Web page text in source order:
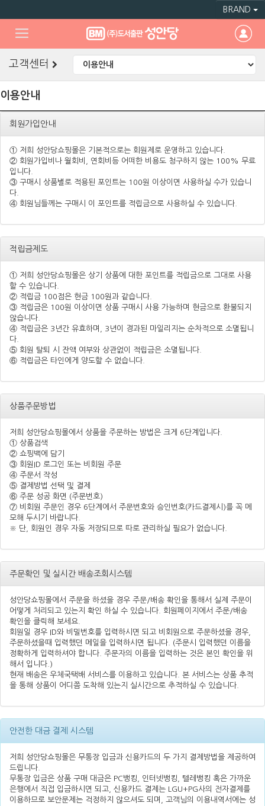
BRAND
고객센터
이용안내
회원가입안내
① 저희 성안당쇼핑몰은 기본적으로는 회원제로 운영하고 있습니다.
② 회원가입비나 월회비, 연회비등 어떠한 비용도 청구하지 않는 100% 무료
입니다.
③ 구매시 상품별로 적용된 포인트는 100원 이상이면 사용하실 수가 있습니
다.
④ 회원님들께는 구매시 이 포인트를 적립금으로 사용하실 수 있습니다.
적립금제도
① 저희 성안당쇼핑몰은 상기 상품에 대한 포인트를 적립금으로 그대로 사용
할 수 있습니다.
② 적립금 100점은 현금 100원과 같습니다.
③ 적립금은 100원 이상이면 상품 구매시 사용 가능하며 현금으로 환불되지
않습니다.
④ 적립금은 3년간 유효하며, 3년이 경과된 마일리지는 순차적으로 소멸됩니
다.
⑤ 회원 탈퇴 시 잔액 여부와 상관없이 적립금은 소멸됩니다.
⑥ 적립금은 타인에게 양도할 수 없습니다.
상품주문방법
저희 성안당쇼핑몰에서 상품을 주문하는 방법은 크게 6단계입니다.
① 상품검색
② 쇼핑백에 담기
③ 회원ID 로그인 또는 비회원 주문
④ 주문서 작성
⑤ 결제방법 선택 및 결제
⑥ 주문 성공 화면 (주문번호)
⑦ 비회원 주문인 경우 6단계에서 주문번호와 승인번호(카드결제시)를 꼭 메
모해 두시기 바랍니다.
※ 단, 회원인 경우 자동 저장되므로 따로 관리하실 필요가 없습니다.
주문확인 및 실시간 배송조회시스템
성안당쇼핑몰에서 주문을 하셨을 경우 주문/배송 확인을 통해서 실제 주문이
어떻게 처리되고 있는지 확인 하실 수 있습니다. 회원페이지에서 주문/배송
확인을 클릭해 보세요.
회원일 경우 ID와 비밀번호를 입력하시면 되고 비회원으로 주문하셨을 경우,
주문하셨을때 입력했던 메일을 입력하시면 됩니다. (주문시 입력했던 이름을
정확하게 입력하셔야 합니다. 주문자의 이름을 입력하는 것은 본인 확인을 위
해서 입니다.)
현재 배송은 우체국택배 서비스를 이용하고 있습니다. 본 서비스는 상품 추적
을 통해 상품이 어디쯤 도착해 있는지 실시간으로 추적하실 수 있습니다.
안전한 대금 결제 시스템
저희 성안당쇼핑몰은 무통장 입금과 신용카드의 두 가지 결제방법을 제공하여
드립니다.
무통장 입금은 상품 구매 대금은 PC뱅킹, 인터넷뱅킹, 텔레뱅킹 혹은 가까운
은행에서 직접 입금하시면 되고, 신용카드 결제는 LGU+PG사의 전자결제를
이용하므로 보안문제는 걱정하지 않으셔도 되며, 고객님의 이용내역서에는 성